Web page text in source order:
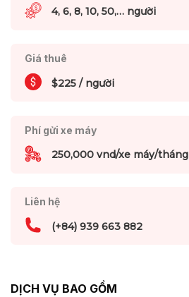
4, 6, 8, 10, 50,… người
Giá thuê
$225 / người
Phí gửi xe máy
250,000 vnd/xe máy/tháng
Liên hệ
(+84) 939 663 882
DỊCH VỤ BAO GỒM